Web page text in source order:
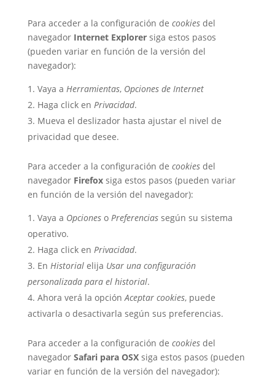
Para acceder a la configuración de cookiesdel
navegador Internet Explorersiga estos pasos
(pueden variar en función de la versión del
navegador):
Vaya a Herramientas, Opciones de Internet
Haga click en Privacidad.
Mueva el deslizador hasta ajustar el nivel de
privacidad que desee.
Para acceder a la configuración de cookiesdel
navegador Firefoxsiga estos pasos (pueden variar
en función de la versión del navegador):
Vaya a Opcioneso Preferenciassegún su sistema
operativo.
Haga click en Privacidad.
En Historialelija Usar una configuración
personalizada para el historial.
Ahora verá la opciónAceptar cookies, puede
activarla o desactivarla según sus preferencias.
Para acceder a la configuración de cookiesdel
navegador Safari para OSXsiga estos pasos (pueden
variar en función de la versión del navegador):